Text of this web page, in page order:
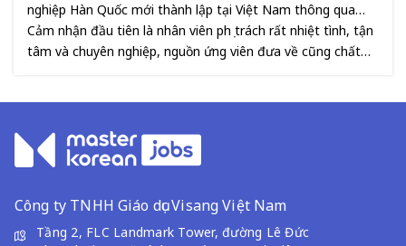
nghiệp Hàn Quốc mới thành lập tại Việt Nam thông qua
Master Korean Jobs
Cảm nhận đầu tiên là nhân viên phụ trách rất nhiệt tình, tận
tâm và chuyên nghiệp, nguồn ứng viên đưa về cũng chất
Công ty TNHH Giáo dục Visang Việt Nam
Tầng 2, FLC Landmark Tower, đường Lê Đức